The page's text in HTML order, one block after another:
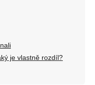
je vlastně rozdíl?